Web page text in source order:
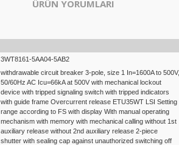
ÜRÜN YORUMLARI
3WT8161-5AA04-5AB2
withdrawable circuit breaker 3-pole, size 1 In=1600A to 500V,
50/60Hz AC Icu=66kA at 500V with mechanical lockout
device with tripped signaling switch with tripped indicators
with guide frame Overcurrent release ETU35WT LSI Setting
range according to FS with display With manual operating
mechanism with memory with mechanical calling without 1st
auxiliary release without 2nd auxiliary release 2-piece
shutter with sealing cap against unauthorized switching off